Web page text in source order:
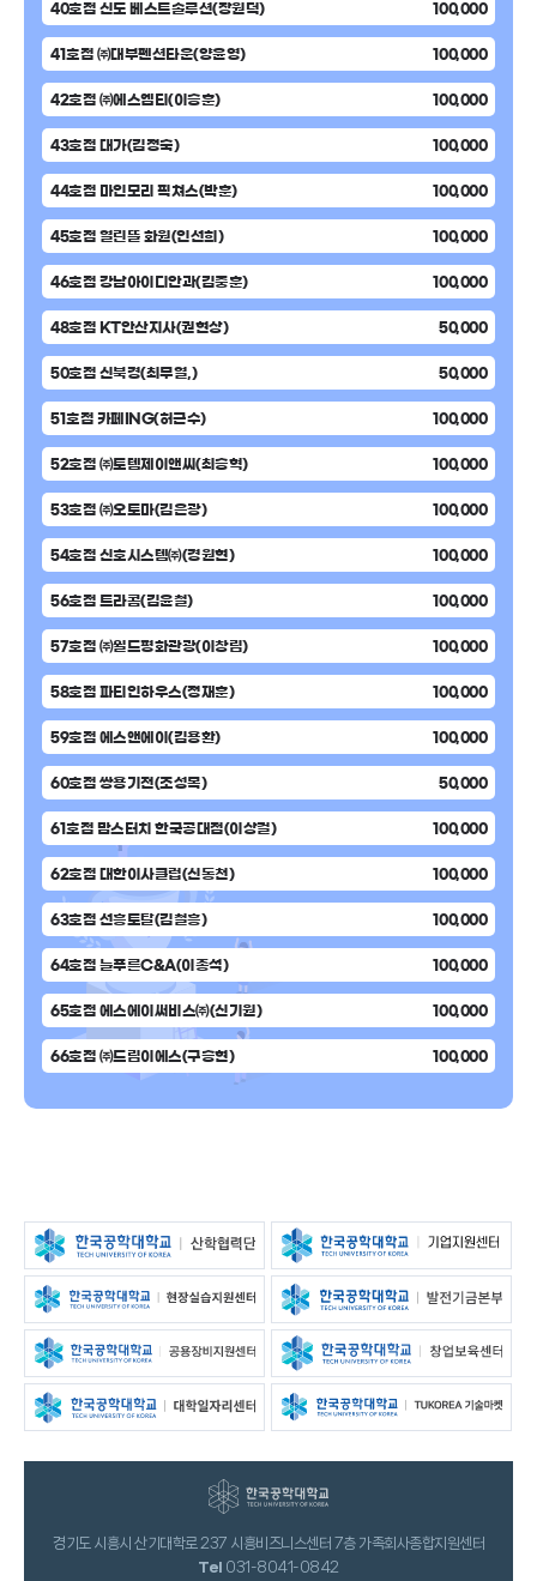
40호점 신도 베스트솔루션(장원덕) 100,000
41호점 ㈜대부펜션타운(양윤영) 100,000
42호점 ㈜에스엠티(이승훈) 100,000
43호점 대가(김정숙) 100,000
44호점 마인모리 픽쳐스(박훈) 100,000
45호점 열린뜰 화원(인선희) 100,000
46호점 강남아이디안과(김중훈) 100,000
48호점 KT안산지사(권현상) 50,000
50호점 신북경(최무열,) 50,000
51호점 카페ING(허근수) 100,000
52호점 ㈜토템제이앤씨(최승혁) 100,000
53호점 ㈜오토마(김은광) 100,000
54호점 신호시스템㈜(경원현) 100,000
56호점 트라콤(김윤철) 100,000
57호점 ㈜월드평화관광(이창림) 100,000
58호점 파티인하우스(정재훈) 100,000
59호점 에스앤에이(김용환) 100,000
60호점 쌍용기전(조성목) 50,000
61호점 맘스터치 한국공대점(이상걸) 100,000
62호점 대한이사클럽(신동천) 100,000
63호점 선흥토탈(김철흥) 100,000
64호점 늘푸른C&A(이종석) 100,000
65호점 에스에이써비스㈜(신기원) 100,000
66호점 ㈜드림이에스(구승현) 100,000
경기도 시흥시 산기대학로 237 시흥비즈니스센터 7층 가족회사종합지원센터
Tel 031-8041-0842